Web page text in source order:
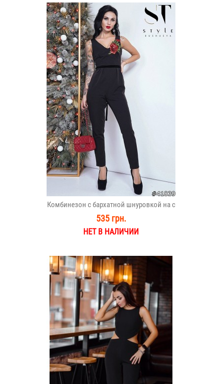
Комбинезон с бархатной шнуровкой на с
535 грн.
НЕТ В НАЛИЧИИ